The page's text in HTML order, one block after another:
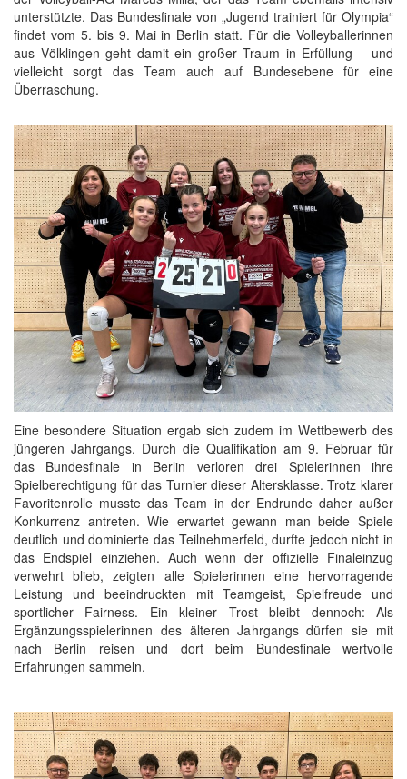
unterstützte. Das Bundesfinale von „Jugend trainiert für Olympia“
findet vom 5. bis 9. Mai in Berlin statt. Für die Volleyballerinnen
aus Völklingen geht damit ein großer Traum in Erfüllung – und
vielleicht sorgt das Team auch auf Bundesebene für eine
Überraschung.
Eine besondere Situation ergab sich zudem im Wettbewerb des
jüngeren Jahrgangs. Durch die Qualifikation am 9. Februar für
das Bundesfinale in Berlin verloren drei Spielerinnen ihre
Spielberechtigung für das Turnier dieser Altersklasse. Trotz klarer
Favoritenrolle musste das Team in der Endrunde daher außer
Konkurrenz antreten. Wie erwartet gewann man beide Spiele
deutlich und dominierte das Teilnehmerfeld, durfte jedoch nicht in
das Endspiel einziehen. Auch wenn der offizielle Finaleinzug
verwehrt blieb, zeigten alle Spielerinnen eine hervorragende
Leistung und beeindruckten mit Teamgeist, Spielfreude und
sportlicher Fairness. Ein kleiner Trost bleibt dennoch: Als
Ergänzungsspielerinnen des älteren Jahrgangs dürfen sie mit
nach Berlin reisen und dort beim Bundesfinale wertvolle
Erfahrungen sammeln.